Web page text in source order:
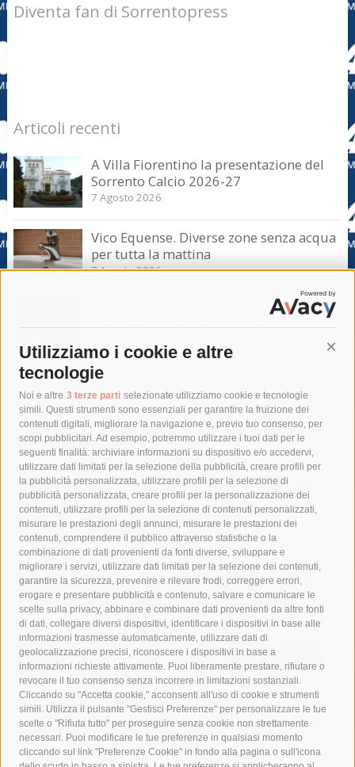
Utilizziamo i cookie e altre
tecnologie
Noi e altre 3 terze parti selezionate utilizziamo cookie e tecnologie
simili. Questi strumenti sono essenziali per garantire la fruizione dei
contenuti digitali, migliorare la navigazione e, previo tuo consenso, per
scopi pubblicitari. Ad esempio, potremmo utilizzare i tuoi dati per le
seguenti finalità: archiviare informazioni su dispositivo e/o accedervi,
utilizzare dati limitati per la selezione della pubblicità, creare profili per
la pubblicità personalizzata, utilizzare profili per la selezione di
pubblicità personalizzata, creare profili per la personalizzazione dei
contenuti, utilizzare profili per la selezione di contenuti personalizzati,
misurare le prestazioni degli annunci, misurare le prestazioni dei
contenuti, comprendere il pubblico attraverso statistiche o la
combinazione di dati provenienti da fonti diverse, sviluppare e
migliorare i servizi, utilizzare dati limitati per la selezione dei contenuti,
garantire la sicurezza, prevenire e rilevare frodi, correggere errori,
erogare e presentare pubblicità e contenuto, salvare e comunicare le
scelte sulla privacy, abbinare e combinare dati provenienti da altre fonti
di dati, collegare diversi dispositivi, identificare i dispositivi in base alle
informazioni trasmesse automaticamente, utilizzare dati di
geolocalizzazione precisi, riconoscere i dispositivi in base a
informazioni richieste attivamente. Puoi liberamente prestare, rifiutare o
revocare il tuo consenso senza incorrere in limitazioni sostanziali.
Cliccando su "Accetta cookie," acconsenti all'uso di cookie e strumenti
simili. Utilizza il pulsante "Gestisci Preferenze" per personalizzare le tue
scelte o "Rifiuta tutto" per proseguire senza cookie non strettamente
necessari. Puoi modificare le tue preferenze in qualsiasi momento
cliccando sul link "Preferenze Cookie" in fondo alla pagina o sull'icona
Diventa fan di Sorrentopress
Articoli recenti
A Villa Fiorentino la presentazione del
Sorrento Calcio 2026-27
7 Agosto 2026
Vico Equense. Diverse zone senza acqua
per tutta la mattina
7 Agosto 2026
Traffico da bollino nero, statale
Tag
acqua allerta meteo
anas
area marina protetta di punta campanella
arresto
Asl Napoli 3 sud
capitaneria di porto capri
carabinieri
castellammare di stabia
circumvesuviana
comune di sorrento
concerto
contagi
costiera amalfitana
covid-19 eav
elezioni
fondazione sorrento
gori guardia costiera
incidente
lavori
lorenzo balducelli mare
massa lubrense
massimo coppola
Meta napoli
ordinanza
penisola sorrentina
piano di sorrento
polizia municipale
protezione civile
Regione Campania
sant'agnello
sindaco cuomo
sorrento studenti temporali
treni
turismo
Vico Equense villa fiorentino vincenzo de luca